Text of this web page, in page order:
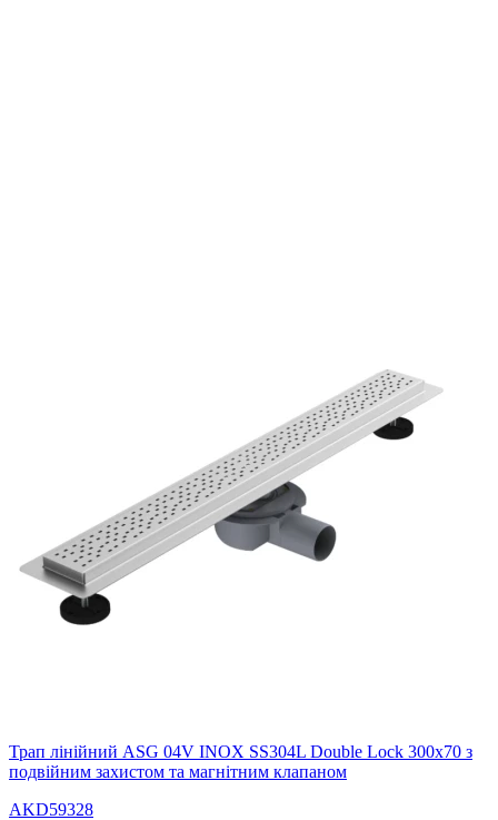
Трап лінійний ASG 04V INOX SS304L Double Lock 300х70 з
подвійним захистом та магнітним клапаном
AKD59328